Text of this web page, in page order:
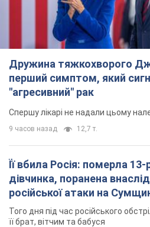
Дружина тяжкохворого
перший симптом, який
"агресивний" рак
Спершу лікарі не надали цьому
9 часов назад 12,7 т.
Її вбила Росія: померла 13-
дівчинка, поранена
російської атаки на
Того дня під час російського
її брат, вітчим та бабуся